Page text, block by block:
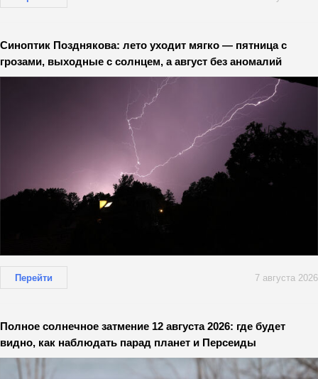
Синоптик Позднякова: лето уходит мягко — пятница с
грозами, выходные с солнцем, а август без аномалий
Перейти 7 августа 2026
Полное солнечное затмение 12 августа 2026: где будет
видно, как наблюдать парад планет и Персеиды